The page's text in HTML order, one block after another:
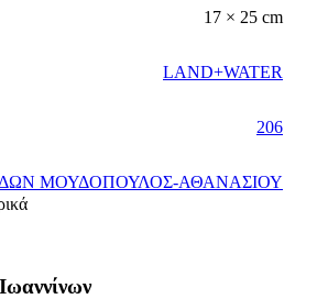
17 × 25 cm
LAND+WATER
206
ΜΟΥΔΟΠΟΥΛΟΣ-ΑΘΑΝΑΣΙΟΥ